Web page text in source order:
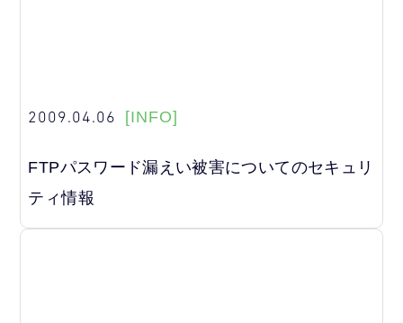
2009.04.06 [INFO]
FTPパスワード漏えい被害についてのセキュリ
ティ情報